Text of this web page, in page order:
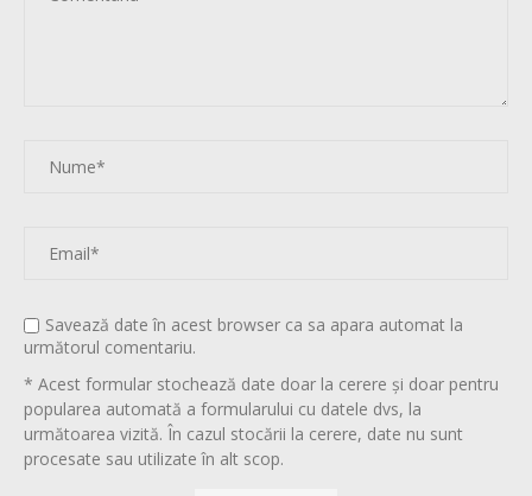
Savează date în acest browser ca sa apara automat la
următorul comentariu.
* Acest formular stochează date doar la cerere și doar pentru
popularea automată a formularului cu datele dvs, la
următoarea vizită. În cazul stocării la cerere, date nu sunt
procesate sau utilizate în alt scop.